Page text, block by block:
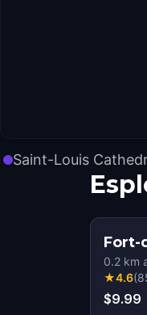
Saint-Louis
Fort-
0.2 km
★4.6(
$9.99